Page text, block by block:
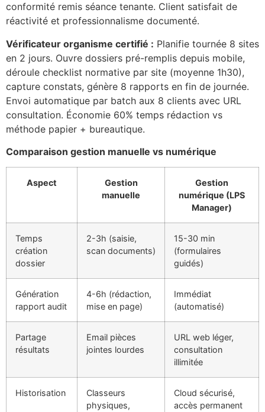
conformité remis séance tenante. Client satisfait de
réactivité et professionnalisme documenté.
Vérificateur organisme certifié : Planifie tournée 8 sites
en 2 jours. Ouvre dossiers pré-remplis depuis mobile,
déroule checklist normative par site (moyenne 1h30),
capture constats, génère 8 rapports en fin de journée.
Envoi automatique par batch aux 8 clients avec URL
consultation. Économie 60% temps rédaction vs
méthode papier + bureautique.
Comparaison gestion manuelle vs numérique
Aspect
Gestion
manuelle
Gestion
numérique (LPS
Manager)
Temps
création
dossier
2-3h (saisie,
scan documents)
15-30 min
(formulaires
guidés)
Génération
rapport audit
4-6h (rédaction,
mise en page)
Immédiat
(automatisé)
Partage
résultats
Email pièces
jointes lourdes
URL web léger,
consultation
illimitée
Historisation
Classeurs
physiques,
Cloud sécurisé,
accès permanent